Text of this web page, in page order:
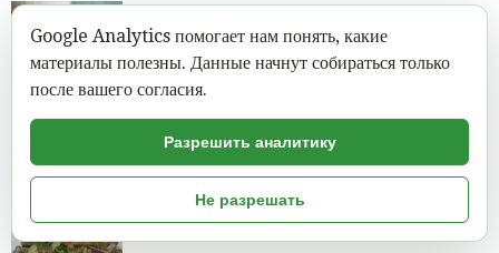
Салаты
Куриный салат с фисташками и
персиками
Салаты
Салат с шампиньонами и ветчиной
Салат «Шамкар»
Google Analytics помогает нам понять, какие
материалы полезны. Данные начнут собираться только
после вашего согласия.
Разрешить аналитику
Не разрешать